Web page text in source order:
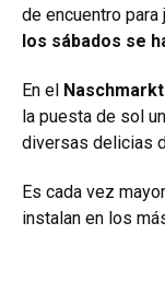
de encuentro
los sábados se
En el Naschmarkt
la puesta de sol
diversas delicias
Es cada vez
instalan en los